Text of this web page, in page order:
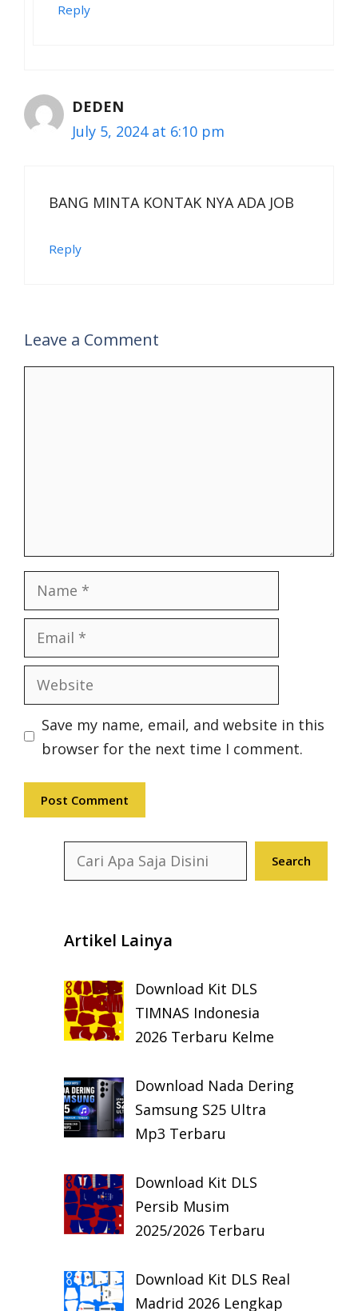
Reply
DEDEN
July 5, 2024 at 6:10 pm
BANG MINTA KONTAK NYA ADA JOB
Reply
Leave a Comment
Name
Email
Website
Save my name, email, and website in this
browser for the next time I comment.
Search Search
Artikel Lainya
Download Kit DLS
TIMNAS Indonesia
2026 Terbaru Kelme
Download Nada Dering
Samsung S25 Ultra
Mp3 Terbaru
Download Kit DLS
Persib Musim
2025/2026 Terbaru
Download Kit DLS Real
Madrid 2026 Lengkap